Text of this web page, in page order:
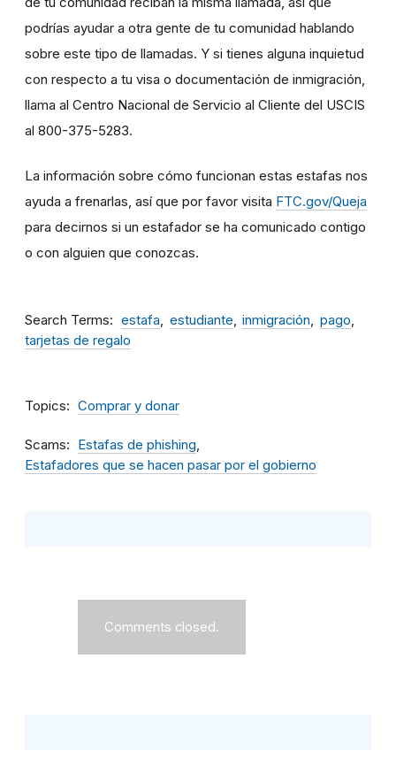
podrías ayudar a otra gente de tu comunidad hablando
sobre este tipo de llamadas. Y si tienes alguna inquietud
con respecto a tu visa o documentación de inmigración,
llama al Centro Nacional de Servicio al Cliente del USCIS
al 800-375-5283.
La información sobre cómo funcionan estas estafas nos
ayuda a frenarlas, así que por favor visita FTC.gov/Queja
para decirnos si un estafador se ha comunicado contigo
o con alguien que conozcas.
Search Terms estafa estudiante inmigración
pago
tarjetas de regalo
Topics Comprar y donar
Scams
Estafas de phishing
Estafadores que se hacen pasar por el gobierno
Comments closed.